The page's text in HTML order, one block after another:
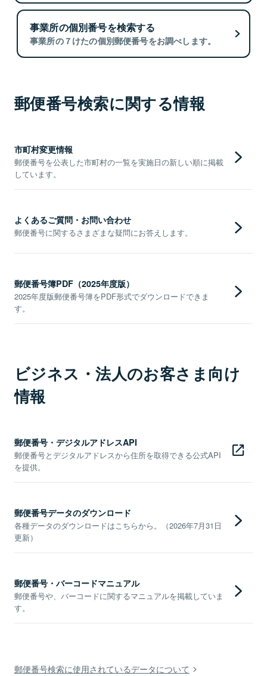
事業所の個別番号を検索する
事業所の７けたの個別郵便番号をお調べします。
郵便番号検索に関する情報
市町村変更情報
郵便番号を公表した市町村の一覧を実施日の新しい順に掲載
しています。
よくあるご質問・お問い合わせ
郵便番号に関するさまざまな疑問にお答えします。
郵便番号簿PDF（2025年度版）
2025年度版郵便番号簿をPDF形式でダウンロードできま
す。
ビジネス・法人のお客さま向け
情報
郵便番号・デジタルアドレスAPI
郵便番号とデジタルアドレスから住所を取得できる公式API
を提供。
郵便番号データのダウンロード
各種データのダウンロードはこちらから。（2026年7月31日
更新）
郵便番号・バーコードマニュアル
郵便番号や、バーコードに関するマニュアルを掲載していま
す。
郵便番号検索に使用されているデータについて